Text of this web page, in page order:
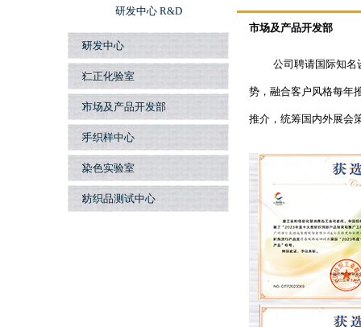
研发中心 R&D
研发中心
仁正化验室
市场及产品开发部
手织样中心
染色实验室
纺织品测试中心
市场及产品开发部
公司聘请国际知名
势，融合客户风格每年
推介，统筹国内外展会